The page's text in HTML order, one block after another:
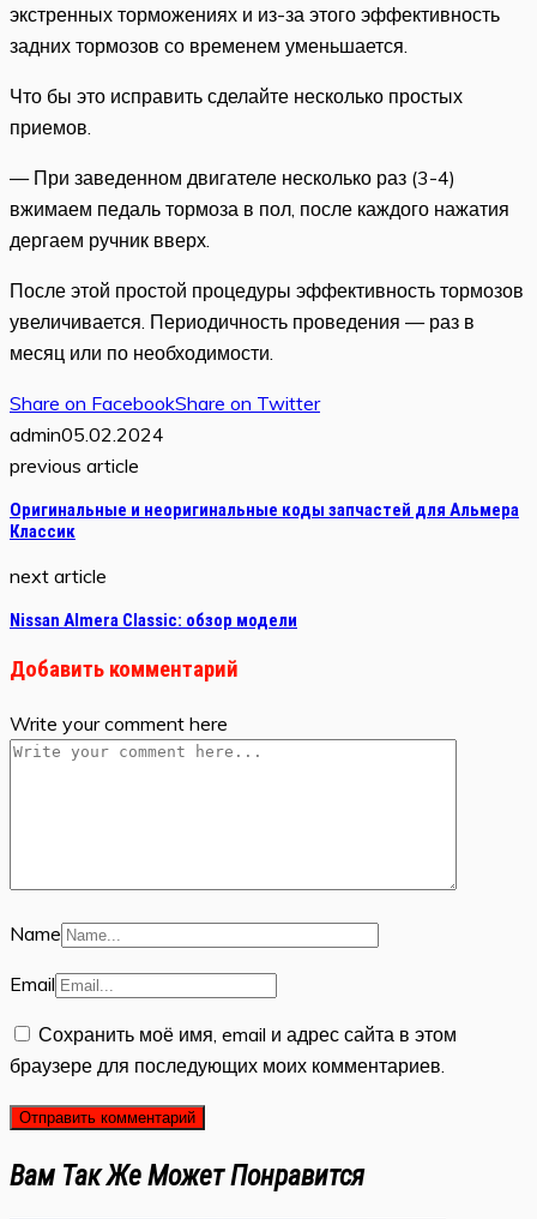
экстренных торможениях и из-за этого эффективность
задних тормозов со временем уменьшается.
Что бы это исправить сделайте несколько простых
приемов.
— При заведенном двигателе несколько раз (3-4)
вжимаем педаль тормоза в пол, после каждого нажатия
дергаем ручник вверх.
После этой простой процедуры эффективность тормозов
увеличивается. Периодичность проведения — раз в
месяц или по необходимости.
Share on FacebookShare on Twitter
admin05.02.2024
previous article
Оригинальные и неоригинальные коды запчастей для Альмера
Классик
next article
Nissan Almera Classic: обзор модели
Добавить комментарий
Write your comment here
Name
Email
Сохранить моё имя, email и адрес сайта в этом
браузере для последующих моих комментариев.
Вам Так Же Может Понравится